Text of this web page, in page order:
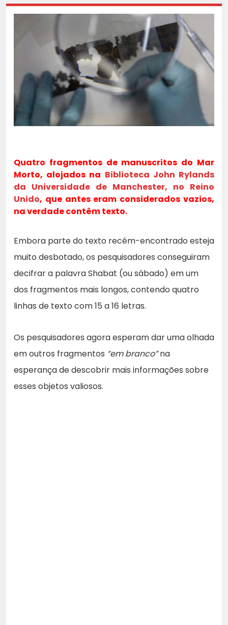
Quatro fragmentos de manuscritos do Mar
Morto, alojados na Biblioteca John Rylands
da Universidade de Manchester, no Reino
Unido, que antes eram considerados vazios,
na verdade contêm texto.
Embora parte do texto recém-encontrado esteja
muito desbotado, os pesquisadores conseguiram
decifrar a palavra Shabat (ou sábado) em um
dos fragmentos mais longos, contendo quatro
linhas de texto com 15 a 16 letras.
Os pesquisadores agora esperam dar uma olhada
em outros fragmentos “em branco”na
esperança de descobrir mais informações sobre
esses objetos valiosos.